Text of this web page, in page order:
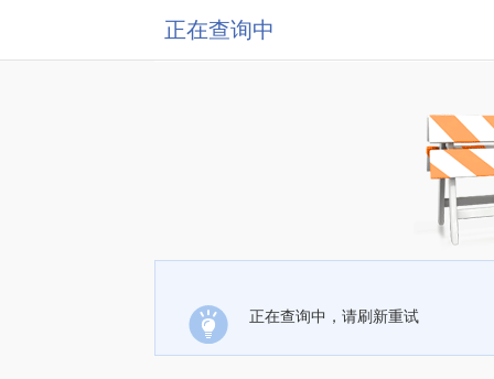
正在查询中
正在查询中，请刷新重试